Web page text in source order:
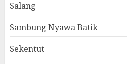
Salang
Sambung Nyawa Batik
Sekentut